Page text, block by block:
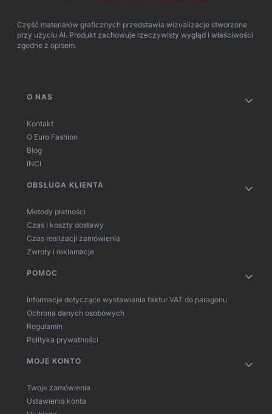
Część materiałów graficznych przedstawia wizualizacje stworzone
przy użyciu AI. Produkt zachowuje rzeczywisty wygląd i właściwości
zgodne z opisem.
Linki w stopce
O NAS
Kontakt
O Euro Fashion
Blog
INCI
OBSŁUGA KLIENTA
Metody płatności
Czas i koszty dostawy
Czas realizacji zamówienia
Zwroty i reklamacje
POMOC
Informacje dotyczące wystawiania faktur VAT do paragonu
Ochrona danych osobowych
Regulamin
Polityka prywatności
MOJE KONTO
Twoje zamówienia
Ustawienia konta